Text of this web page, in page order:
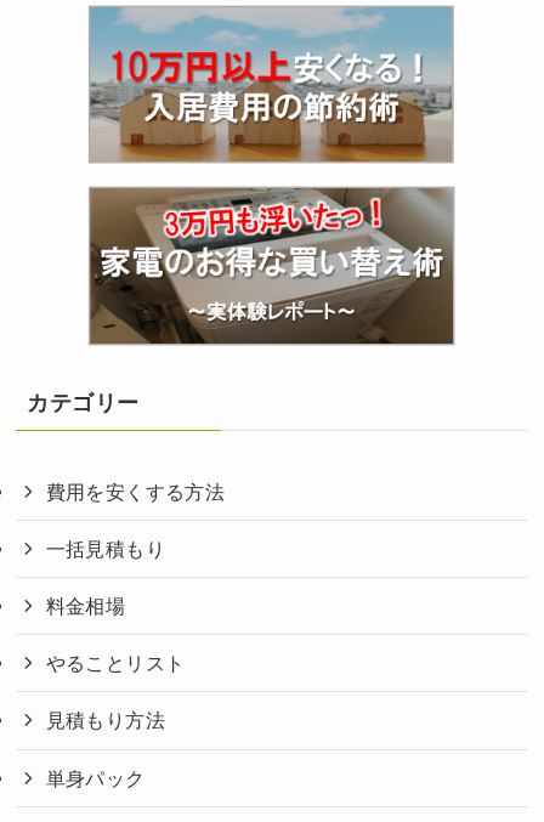
カテゴリー
費用を安くする方法
一括見積もり
料金相場
やることリスト
見積もり方法
単身パック